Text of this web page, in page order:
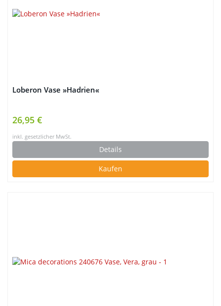
Loberon Vase »Hadrien«
26,95 €
inkl. gesetzlicher MwSt.
Details
Kaufen